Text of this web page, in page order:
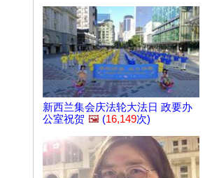
新西兰集会庆法轮大法日 政要办
公室祝贺 🖼️ (16,149次)